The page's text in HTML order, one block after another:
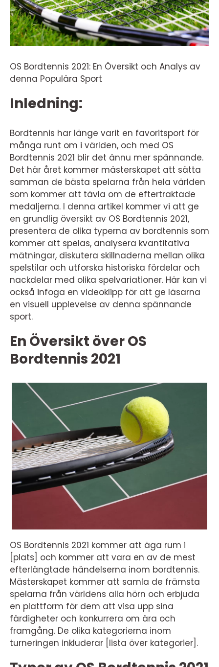
OS Bordtennis 2021: En Översikt och Analys av
denna Populära Sport
Inledning:
Bordtennis har länge varit en favoritsport för
många runt om i världen, och med OS
Bordtennis 2021 blir det ännu mer spännande.
Det här året kommer mästerskapet att sätta
samman de bästa spelarna från hela världen
som kommer att tävla om de eftertraktade
medaljerna. I denna artikel kommer vi att ge
en grundlig översikt av OS Bordtennis 2021,
presentera de olika typerna av bordtennis som
kommer att spelas, analysera kvantitativa
mätningar, diskutera skillnaderna mellan olika
spelstilar och utforska historiska fördelar och
nackdelar med olika spelvariationer. Här kan vi
också infoga en videoklipp för att ge läsarna
en visuell upplevelse av denna spännande
sport.
En Översikt över OS
Bordtennis 2021
OS Bordtennis 2021 kommer att äga rum i
[plats] och kommer att vara en av de mest
efterlängtade händelserna inom bordtennis.
Mästerskapet kommer att samla de främsta
spelarna från världens alla hörn och erbjuda
en plattform för dem att visa upp sina
färdigheter och konkurrera om ära och
framgång. De olika kategorierna inom
turneringen inkluderar [lista över kategorier].